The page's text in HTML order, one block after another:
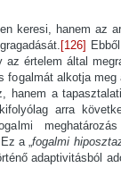
keresi, hanem az
[126]
értelem által
fogalmát alkotja
hanem a
arra
a „fogalmi
adaptivitásból